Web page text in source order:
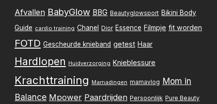
Afvallen BabyGlow BBG Beautyglowsport Bikini Body
Guide cardio training Chanel Dior Essence Filmpje fit worden
FOTD Gescheurde knieband getest Haar
Hardlopen Huidverzorging Knieblessure
Krachttraining Mamadingen mamavlog Mom in
Balance Mpower Paardrijden Persoonlijk Pure Beauty